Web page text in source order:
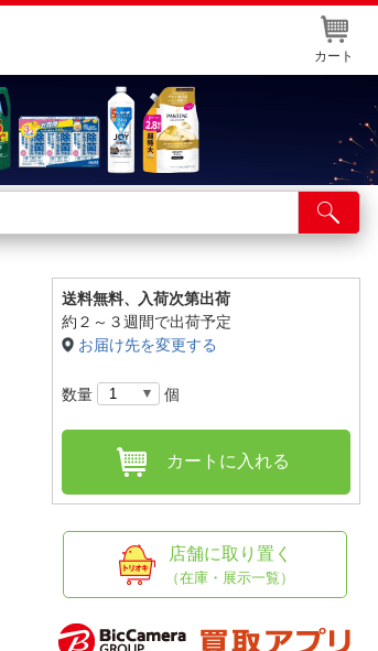
カート
送料無料、
入荷次第出荷
約２～３週間で出荷予定
お届け先を変更する
数量 個
カートに入れる
店舗に取り置く
（在庫・展示一覧）